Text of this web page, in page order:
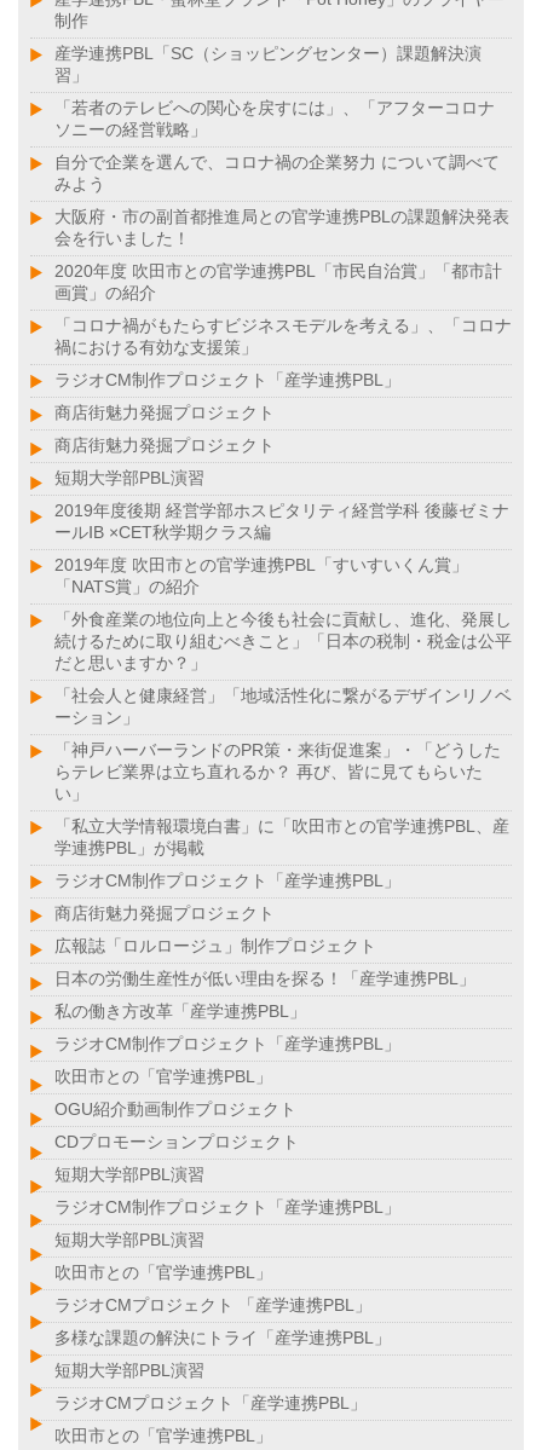
制作
産学連携PBL「SC（ショッピングセンター）課題解決演
習」
「若者のテレビへの関心を戻すには」、「アフターコロナ
ソニーの経営戦略」
自分で企業を選んで、コロナ禍の企業努力 について調べて
みよう
大阪府・市の副首都推進局との官学連携PBLの課題解決発表
会を行いました！
2020年度 吹田市との官学連携PBL「市民自治賞」「都市計
画賞」の紹介
「コロナ禍がもたらすビジネスモデルを考える」、「コロナ
禍における有効な支援策」
ラジオCM制作プロジェクト「産学連携PBL」
商店街魅力発掘プロジェクト
商店街魅力発掘プロジェクト
短期大学部PBL演習
2019年度後期 経営学部ホスピタリティ経営学科 後藤ゼミナ
ールⅠB ×CET秋学期クラス編
2019年度 吹田市との官学連携PBL「すいすいくん賞」
「NATS賞」の紹介
「外食産業の地位向上と今後も社会に貢献し、進化、発展し
続けるために取り組むべきこと」「日本の税制・税金は公平
だと思いますか？」
「社会人と健康経営」「地域活性化に繋がるデザインリノベ
ーション」
「神戸ハーバーランドのPR策・来街促進案」・「どうした
らテレビ業界は立ち直れるか？ 再び、皆に見てもらいた
い」
「私立大学情報環境白書」に「吹田市との官学連携PBL、産
学連携PBL」が掲載
ラジオCM制作プロジェクト「産学連携PBL」
商店街魅力発掘プロジェクト
広報誌「ロルロージュ」制作プロジェクト
日本の労働生産性が低い理由を探る！「産学連携PBL」
私の働き方改革「産学連携PBL」
ラジオCM制作プロジェクト「産学連携PBL」
吹田市との「官学連携PBL」
OGU紹介動画制作プロジェクト
CDプロモーションプロジェクト
短期大学部PBL演習
ラジオCM制作プロジェクト「産学連携PBL」
短期大学部PBL演習
吹田市との「官学連携PBL」
ラジオCMプロジェクト 「産学連携PBL」
多様な課題の解決にトライ「産学連携PBL」
短期大学部PBL演習
ラジオCMプロジェクト「産学連携PBL」
吹田市との「官学連携PBL」